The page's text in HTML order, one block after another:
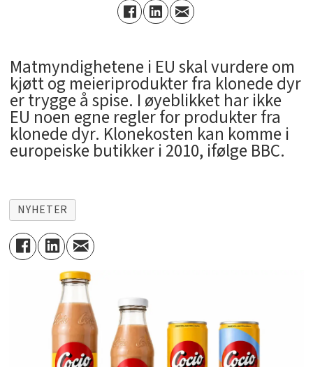
Matmyndighetene i EU skal vurdere om
kjøtt og meieriprodukter fra klonede dyr
er trygge å spise. I øyeblikket har ikke
EU noen egne regler for produkter fra
klonede dyr. Klonekosten kan komme i
europeiske butikker i 2010, ifølge BBC.
NYHETER